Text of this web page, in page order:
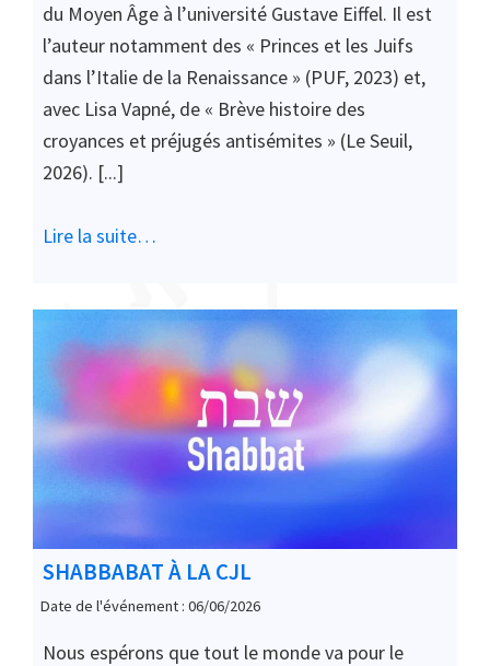
du Moyen Âge à l’université Gustave Eiffel. Il est
l’auteur notamment des « Princes et les Juifs
dans l’Italie de la Renaissance » (PUF, 2023) et,
avec Lisa Vapné, de « Brève histoire des
croyances et préjugés antisémites » (Le Seuil,
2026). [...]
Lire la suite…
SHABBABAT À LA CJL
Date de l'événement : 06/06/2026
Nous espérons que tout le monde va pour le